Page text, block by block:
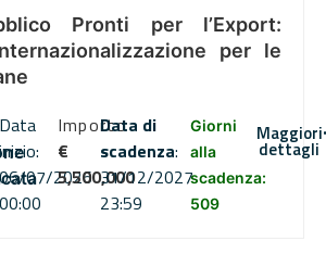
Pronti per l’Export:
per le
Data
inizio:
06/07/2026
00:00
Importo
€
5,500,000
Data di
scadenza:
31/12/2027
23:59
Giorni
alla
scadenza:
509
Maggiori
dettagli